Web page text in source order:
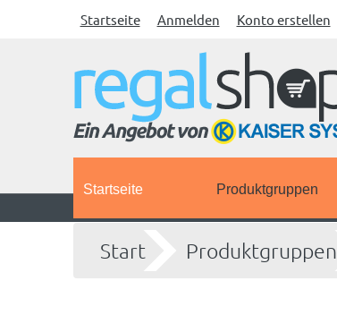
Startseite Anmelden Konto erstellen
Startseite Produktgruppen
Start Produktgruppen